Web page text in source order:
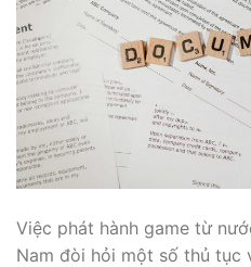
Việc phát hành game từ
Nam đòi hỏi một số thủ tục